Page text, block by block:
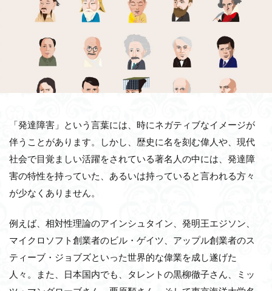
「発達障害」という言葉には、時にネガティブなイメージが
伴うことがあります。しかし、歴史に名を刻む偉人や、現代
社会で目覚ましい活躍をされている著名人の中には、発達障
害の特性を持っていた、あるいは持っていると言われる方々
が少なくありません。
例えば、相対性理論のアインシュタイン、発明王エジソン、
マイクロソフト創業者のビル・ゲイツ、アップル創業者のス
ティーブ・ジョブズといった世界的な偉業を成し遂げた
人々。また、日本国内でも、タレントの黒柳徹子さん、ミッ